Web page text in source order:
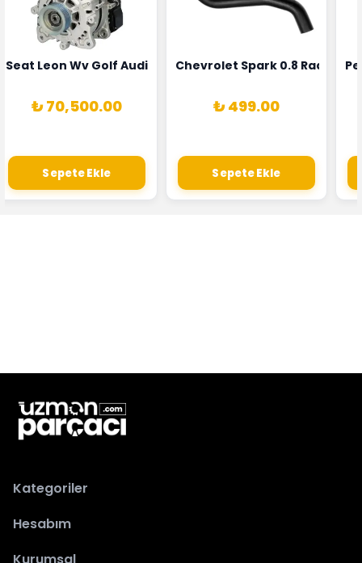
Sensörü Bosch Marka 1628HN-0258010081
Seat Leon Wv Golf Audi A3 Şarj Alternatörü Valeo Marka
₺ 70,500.00
Sepete Ekle
Chevrolet Spark 0.8 Radyatör
₺ 499.00
Sepete Ekle
Kategoriler
Hesabım